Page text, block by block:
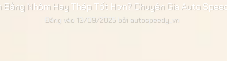
Bằng Nhôm Hay Thép Tốt Hơn? Chuyên Gia Auto
Đăng vào 13/09/2025 bởi autospeedy_vn